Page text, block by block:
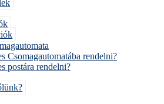
Csomagautomatába rendelni?
postára rendelni?